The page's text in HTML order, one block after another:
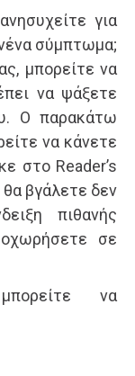
για
σύμπτωμα;
μπορείτε να
να ψάξετε
Ο παρακάτω
να κάνετε
στο Reader’s
βγάλετε δεν
πιθανής
σε
να